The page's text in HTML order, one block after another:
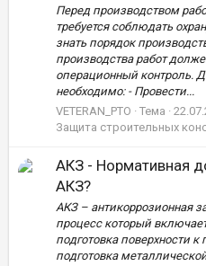
Перед производством
требуется соблюдать
знать порядок
производства работ
операционный контроль.
необходимо: - Провести...
VETERAN_PTO
Тема
Защита строительных
АКЗ - Нормативная
АКЗ?
АКЗ – антикоррозионная
процесс который
подготовка поверхности
подготовка